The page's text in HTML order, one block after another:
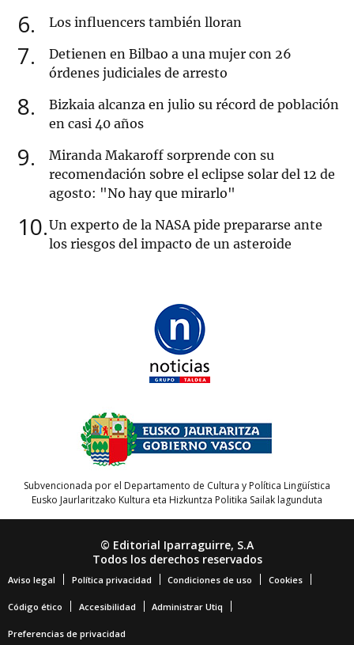
6 Los influencers también lloran
7
Detienen en Bilbao a una mujer con 26
órdenes judiciales de arresto
8
Bizkaia alcanza en julio su récord de población
en casi 40 años
9
Miranda Makaroff sorprende con su
recomendación sobre el eclipse solar del 12 de
agosto: "No hay que mirarlo"
10 Un experto de la NASA pide prepararse ante
los riesgos del impacto de un asteroide
Subvencionada por el Departamento de Cultura y Política Lingüística
Eusko Jaurlaritzako Kultura eta Hizkuntza Politika Sailak lagunduta
© Editorial Iparraguirre, S.A
Todos los derechos reservados
Aviso legal Política privacidad Condiciones de uso Cookies
Código ético Accesibilidad Administrar Utiq
Preferencias de privacidad